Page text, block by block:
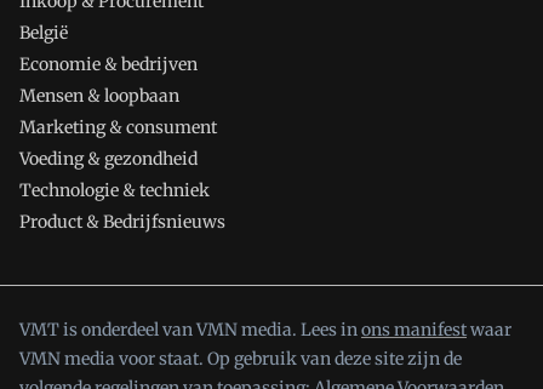
België
Economie & bedrijven
Mensen & loopbaan
Marketing & consument
Voeding & gezondheid
Technologie & techniek
Product & Bedrijfsnieuws
VMT is onderdeel van VMN media. Lees inons manifestwaar
VMN media voor staat. Op gebruik van deze site zijn de